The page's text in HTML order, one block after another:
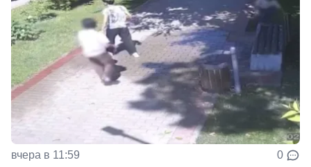
вчера в 11:59 0